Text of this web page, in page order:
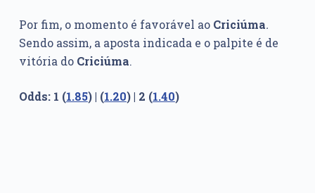
Por fim, o momento é favorável ao Criciúma.
Sendo assim, a aposta indicada e o palpite é de
vitória do Criciúma.
Odds: 1 (1.85) | (1.20) | 2 (1.40)